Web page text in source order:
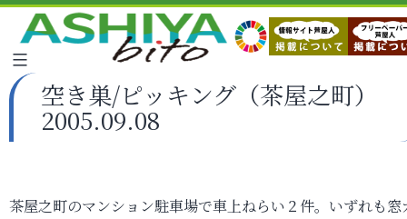
空き巣/ピッキング（茶屋之町）
2005.09.08
茶屋之町のマンション駐車場で車上ねらい２件。いずれも窓